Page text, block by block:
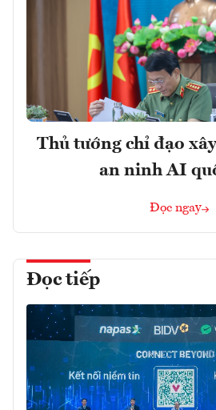
Thủ tướng chỉ đạo
an ninh AI
Đọc ngay
Đọc tiếp